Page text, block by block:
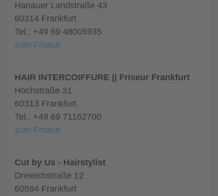
Hanauer Landstraße 43
60314 Frankfurt
Tel.: +49 69 48005935
zum Friseur
HAIR INTERCOIFFURE || Friseur Frankfurt
Hochstraße 31
60313 Frankfurt
Tel.: +49 69 71162700
zum Friseur
Cut by Us - Hairstylist
Dreieichstraße 12
60594 Frankfurt